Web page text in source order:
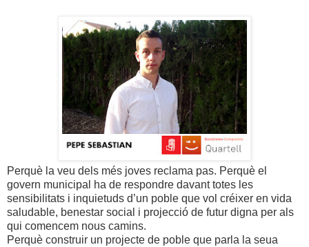
Perquè la veu dels més joves reclama pas. Perquè el
govern municipal ha de respondre davant totes les
sensibilitats i inquietuds d’un poble que vol créixer en vida
saludable, benestar social i projecció de futur digna per als
qui comencem nous camins.
Perquè construir un projecte de poble que parla la seua